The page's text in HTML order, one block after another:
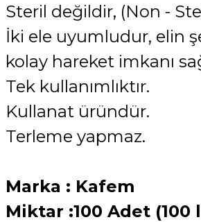
Steril değildir, (Non -
İki ele uyumludur, elin
kolay hareket imkanı
Tek kullanımlıktır.
Kullanat üründür.
Terleme yapmaz.
Marka : Kafem
Miktar :100 Adet (100